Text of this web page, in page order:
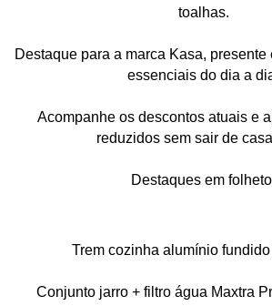
toalhas.
Destaque para a marca Kasa,
essenciais do dia a
Acompanhe os descontos atuais e
reduzidos sem sair de
Destaques em
Trem cozinha alumínio
Conjunto jarro + filtro água Maxtra